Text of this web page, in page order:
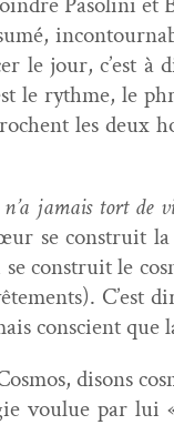
le jour, c’est
le rythme, le
les deux
jamais tort de
se con­stru­it
con­stru­it le
C’est
con­scient que
dis­ons
voulue par lui